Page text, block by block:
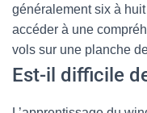
généralement six à
accéder à une
vols sur une planche
Est-il difficile